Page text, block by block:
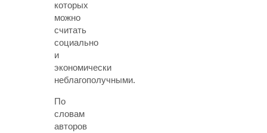
которых
можно
считать
социально
и
экономически
неблагополучными.
По
словам
авторов